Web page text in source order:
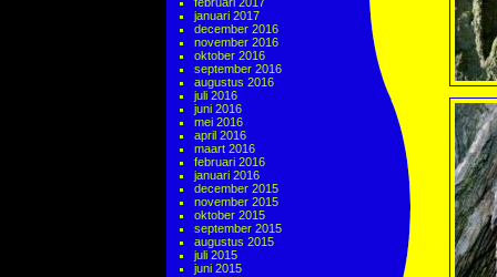
januari 2017
december 2016
november 2016
oktober 2016
september 2016
augustus 2016
juli 2016
juni 2016
mei 2016
april 2016
maart 2016
februari 2016
januari 2016
december 2015
november 2015
oktober 2015
september 2015
augustus 2015
juli 2015
juni 2015